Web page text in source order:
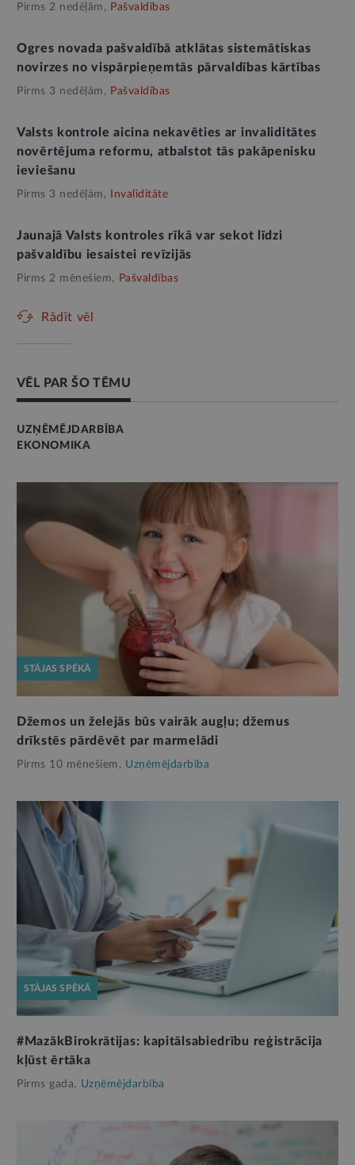
Pirms 2 nedēļām, Pašvaldības
Ogres novada pašvaldībā atklātas sistemātiskas
novirzes no vispārpieņemtās pārvaldības kārtības
Pirms 3 nedēļām, Pašvaldības
Valsts kontrole aicina nekavēties ar invaliditātes
novērtējuma reformu, atbalstot tās pakāpenisku
ieviešanu
Pirms 3 nedēļām, Invaliditāte
Jaunajā Valsts kontroles rīkā var sekot līdzi
pašvaldību iesaistei revīzijās
Pirms 2 mēnešiem, Pašvaldības
Rādīt vēl
VĒL PAR ŠO TĒMU
UZŅĒMĒJDARBĪBA
EKONOMIKA
STĀJAS SPĒKĀ
Džemos un želejās būs vairāk augļu; džemus
drīkstēs pārdēvēt par marmelādi
Pirms 10 mēnešiem, Uzņēmējdarbība
STĀJAS SPĒKĀ
#MazākBirokrātijas: kapitālsabiedrību reģistrācija
kļūst ērtāka
Pirms gada, Uzņēmējdarbība